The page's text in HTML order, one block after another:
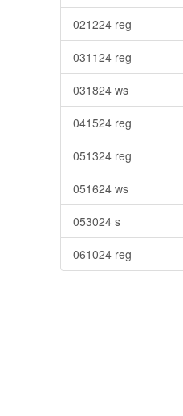
021224 reg
031124 reg
031824 ws
041524 reg
051324 reg
051624 ws
053024 s
061024 reg